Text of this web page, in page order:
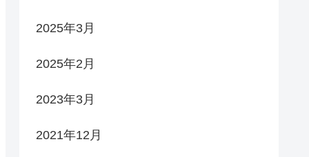
2025年3月
2025年2月
2023年3月
2021年12月